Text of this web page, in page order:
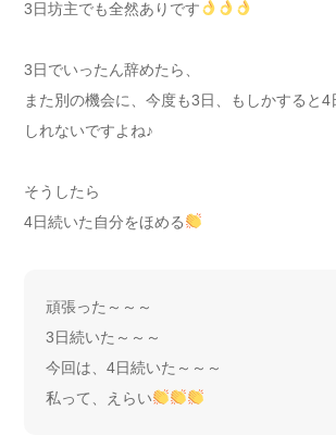
3日坊主でも全然ありです
3日でいったん辞めたら、
また別の機会に、今度も3日、もしかすると4
しれないですよね♪
そうしたら
4日続いた自分をほめる
頑張った～～～
3日続いた～～～
今回は、4日続いた～～～
私って、えらい